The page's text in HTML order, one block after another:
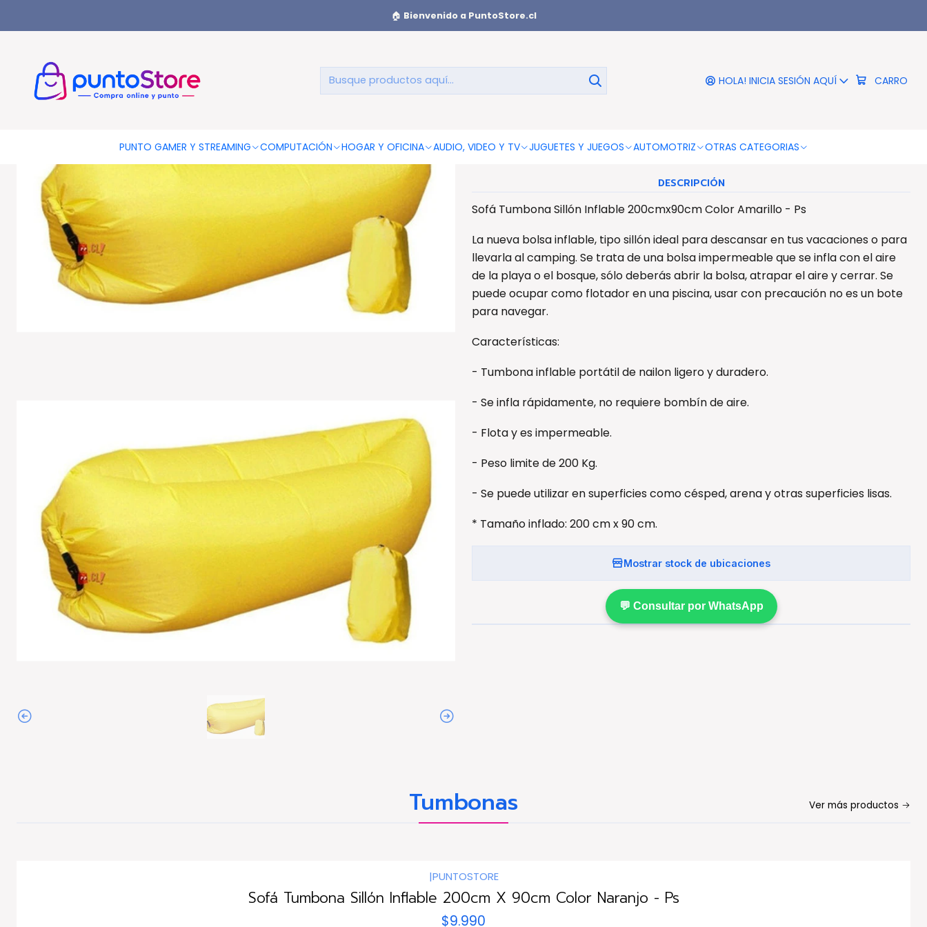
HOLA! INICIA SESIÓN AQUÍ CARRO
PUNTO GAMER Y STREAMING COMPUTACIÓN HOGAR Y OFICINA AUDIO, VIDEO Y TV JUGUETES Y JUEGOS AUTOMOTRIZ OTRAS CATEGORIAS
🏠 Bienvenido a PuntoStore.cl
Sofá Tumbona Sillón Inflable 200cmx90cm Color Amarillo - Ps
Sofá Tumbona Sillón Inflable
200cmx90cm Color Amarillo - Ps
Amarillo
DESCRIPCIÓN
Sofá Tumbona Sillón Inflable 200cmx90cm Color Amarillo - Ps
La nueva bolsa inflable, tipo sillón ideal para descansar en tus vacaciones o para
llevarla al camping. Se trata de una bolsa impermeable que se infla con el aire
de la playa o el bosque, sólo deberás abrir la bolsa, atrapar el aire y cerrar. Se
puede ocupar como flotador en una piscina, usar con precaución no es un bote
para navegar.
Características:
- Tumbona inflable portátil de nailon ligero y duradero.
- Se infla rápidamente, no requiere bombín de aire.
- Flota y es impermeable.
- Peso limite de 200 Kg.
- Se puede utilizar en superficies como césped, arena y otras superficies lisas.
* Tamaño inflado: 200 cm x 90 cm.
Mostrar stock de ubicaciones
💬 Consultar por WhatsApp
Tumbonas Ver más productos
|PUNTOSTORE
Sofá Tumbona Sillón Inflable 200cm X 90cm Color Naranjo - Ps
$9.990